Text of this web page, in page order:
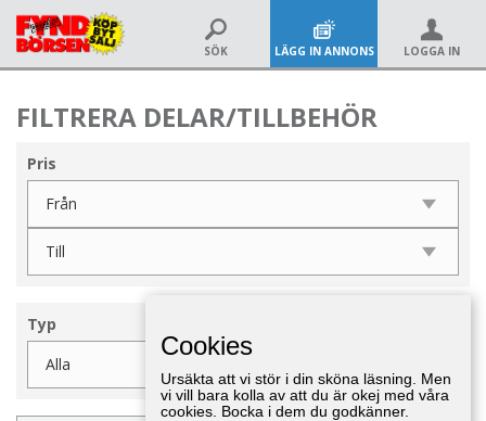
SÖK LÄGG IN ANNONS LOGGA IN
FILTRERA DELAR/TILLBEHÖR
Pris
Typ
Cookies
Ursäkta att vi stör i din sköna läsning. Men
vi vill bara kolla av att du är okej med våra
cookies. Bocka i dem du godkänner.